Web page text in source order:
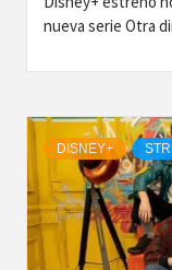
nueva serie Otra
DISNEY+